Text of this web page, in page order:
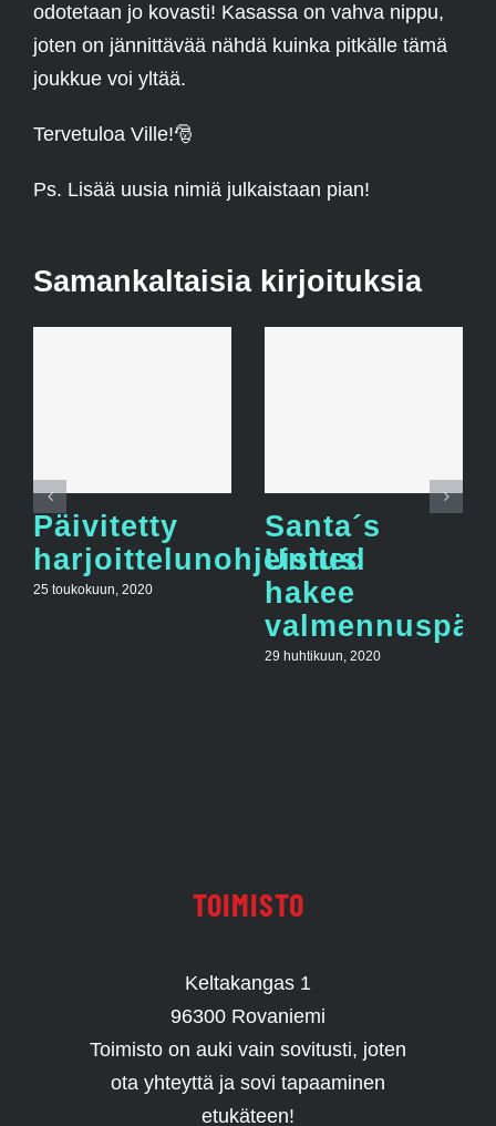
odotetaan jo kovasti! Kasassa on vahva nippu,
joten on jännittävää nähdä kuinka pitkälle tämä
joukkue voi yltää.
Tervetuloa Ville!🎅
Ps. Lisää uusia nimiä julkaistaan pian!
Samankaltaisia kirjoituksia
Päivitetty
harjoittelunohjeistus
25 toukokuun, 2020
Santa´s
United
hakee
29 huhtikuun, 2020
TOIMISTO
Keltakangas 1
96300 Rovaniemi
Toimisto on auki vain sovitusti, joten
ota yhteyttä ja sovi tapaaminen
etukäteen!